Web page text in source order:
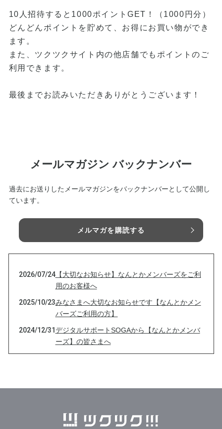
10人招待すると1000ポイントGET！（1000円分）
どんどんポイントを貯めて、お得にお買い物ができ
ます。
また、ツクツクサイト内の他店舗でもポイントのご
利用できます。
最後までお読みいただきありがとうございます！
メールマガジン バックナンバー
過去にお送りしたメールマガジンをバックナンバーとして公開し
ています。
メルマガを購読する
2026/07/24【大切なお知らせ】なんとかメンバーズをご利
用のお客様へ
2025/10/23みなさまへ大切なお知らせです【なんとかメン
バーズご利用の方】
2024/12/31デジタルサポートSOGAから【なんとかメンバ
ーズ】の皆さまへ
大学生向けパソコンの選び方！時間を買う？4
年後も同じパソコンで大丈夫？